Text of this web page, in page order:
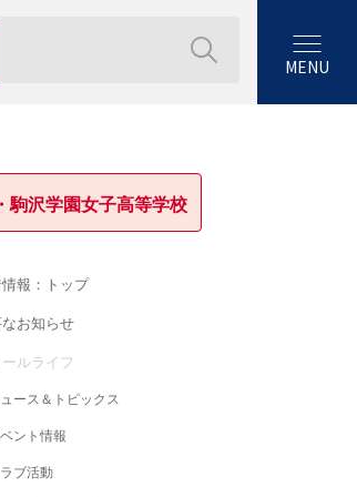
MENU
駒沢学園女子高等学校
情報：トップ
お知らせ
ールライフ
ース＆トピックス
ント情報
ブ活動